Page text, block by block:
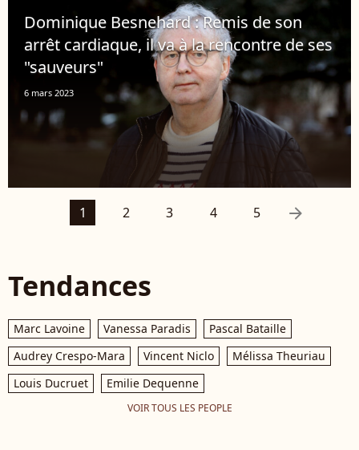
relation avec Cristiana Reali....
Dominique Besnehard : Remis de son
arrêt cardiaque, il va à la rencontre de ses
"sauveurs"
6 mars 2023
1 2 3 4 5 arrow_right
Tendances
Marc Lavoine Vanessa Paradis
Pascal Bataille
Audrey Crespo-Mara
Vincent Niclo
Mélissa Theuriau
Louis Ducruet
Emilie Dequenne
VOIR TOUS LES PEOPLE